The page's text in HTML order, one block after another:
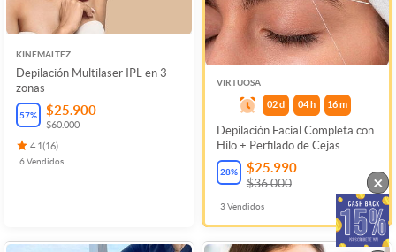
KINEMALTEZ
Depilación Multilaser IPL en 3
zonas
57% $25.900
$60.000
4.1(16)
6Vendidos
VIRTUOSA
02 d 04 h 16m
Depilación Facial Completa con
Hilo + Perfilado de Cejas
28% $25.990
$36.000
3Vendidos
×